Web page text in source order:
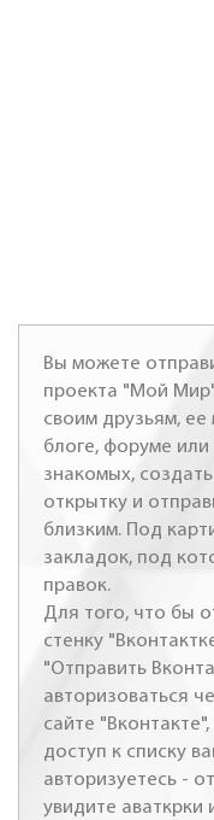
Вы можете
проекта "Мой
своим друзьям,
блоге, форуме
знакомых,
открытку и
близким. Под
закладок, под
правок.
Для того, что бы
стенку
"Отправить
авторизоваться
сайте
доступ к списку
авторизуетесь -
увидите